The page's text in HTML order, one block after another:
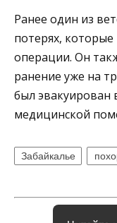
Ранее один из
потерях, которые
операции. Он
ранение уже на
был эвакуирован
медицинской
Забайкалье